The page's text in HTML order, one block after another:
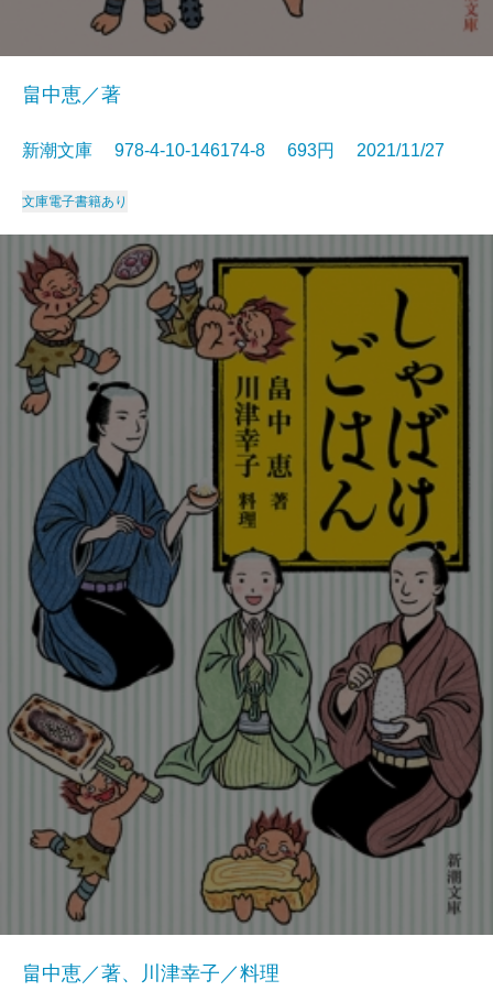
畠中恵／著
新潮文庫 978-4-10-146174-8 693円 2021/11/27
文庫電子書籍あり
畠中恵／著、川津幸子／料理